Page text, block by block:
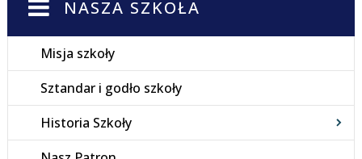
NASZA SZKOŁA
Misja szkoły
Sztandar i godło szkoły
Historia Szkoły